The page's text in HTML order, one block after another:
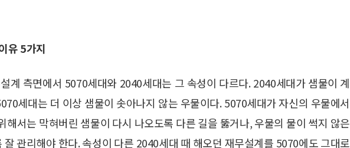
유 5가지
계 측면에서 5070세대와 2040세대는 그 속성이 다르다. 2040세대가 샘물이 계
세대는 더 이상 샘물이 솟아나지 않는 우물이다. 5070세대가 자신의 우물에서
해서는 막혀버린 샘물이 다시 나오도록 다른 길을 뚫거나, 우물의 물이 썩지 않은
관리해야 한다. 속성이 다른 2040세대 때 해오던 재무설계를 5070에도 그대로